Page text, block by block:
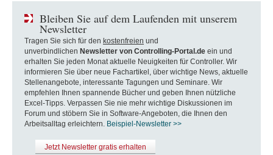
Bleiben Sie auf dem Laufenden mit unserem
Newsletter
Tragen Sie sich für den kostenfreien und
unverbindlichen Newsletter von Controlling-Portal.de ein und
erhalten Sie jeden Monat aktuelle Neuigkeiten für Controller. Wir
informieren Sie über neue Fachartikel, über wichtige News, aktuelle
Stellenangebote, interessante Tagungen und Seminare. Wir
empfehlen Ihnen spannende Bücher und geben Ihnen nützliche
Excel-Tipps. Verpassen Sie nie mehr wichtige Diskussionen im
Forum und stöbern Sie in Software-Angeboten, die Ihnen den
Arbeitsalltag erleichtern. Beispiel-Newsletter >>
Jetzt Newsletter gratis erhalten